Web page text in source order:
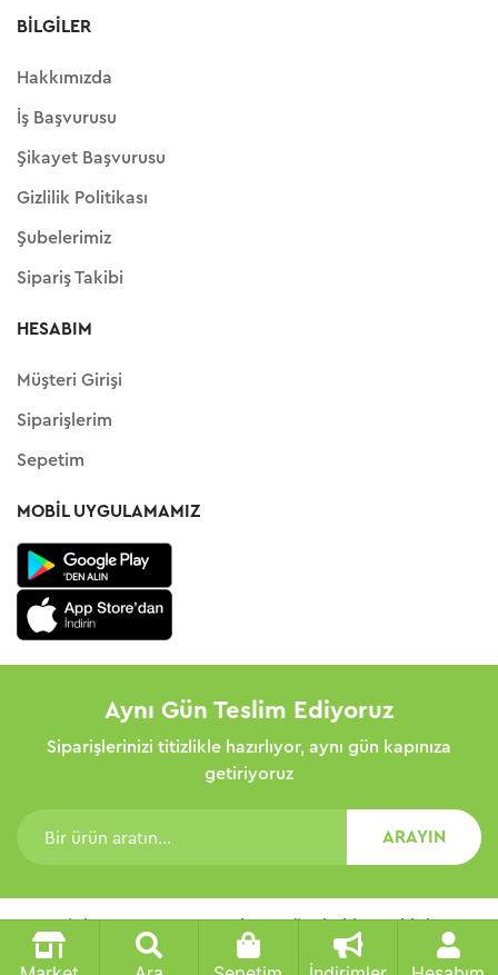
BILGILER
Hakkımızda
İş Başvurusu
Şikayet Başvurusu
Gizlilik Politikası
Şubelerimiz
Sipariş Takibi
HESABIM
Müşteri Girişi
Siparişlerim
Sepetim
MOBIL UYGULAMAMIZ
Aynı Gün Teslim Ediyoruz
Siparişlerinizi titizlikle hazırlıyor, aynı gün kapınıza
getiriyoruz
ARAYIN